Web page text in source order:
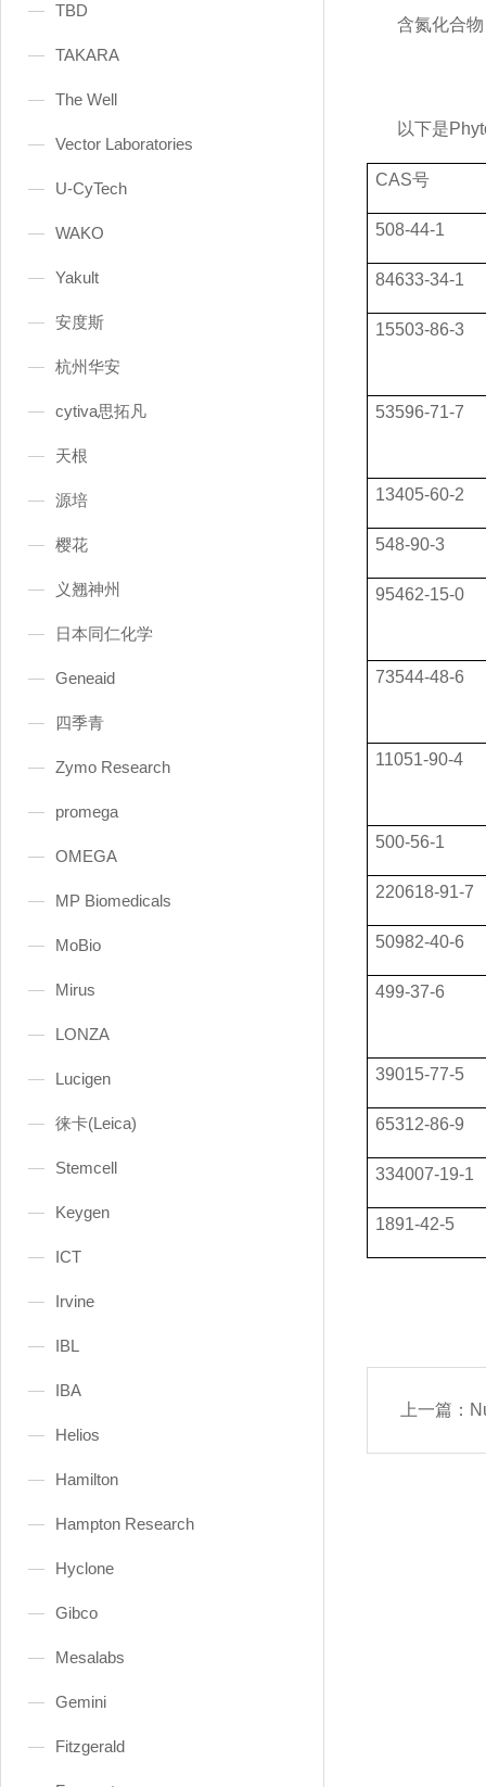
TBD
TAKARA
The Well
Vector Laboratories
U-CyTech
WAKO
Yakult
安度斯
杭州华安
cytiva思拓凡
天根
源培
樱花
义翘神州
日本同仁化学
Geneaid
四季青
Zymo Research
promega
OMEGA
MP Biomedicals
MoBio
Mirus
LONZA
Lucigen
徕卡(Leica)
Stemcell
Keygen
ICT
Irvine
IBL
IBA
Helios
Hamilton
Hampton Research
Hyclone
Gibco
Mesalabs
Gemini
Fitzgerald
含氮化合
以下是
CAS号
508-44-1
84633-34-1
15503-86-3
53596-71-7
13405-60-2
548-90-3
95462-15-0
73544-48-6
11051-90-4
500-56-1
220618-91-7
50982-40-6
499-37-6
39015-77-5
65312-86-9
334007-19-1
1891-42-5
上一篇：